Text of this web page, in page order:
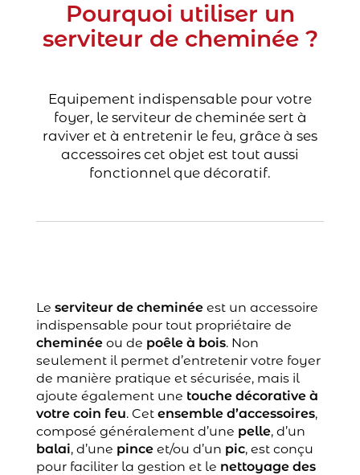
Pourquoi utiliser un
serviteur de cheminée ?
Equipement indispensable pour votre
foyer, le serviteur de cheminée sert à
raviver et à entretenir le feu, grâce à ses
accessoires cet objet est tout aussi
fonctionnel que décoratif.
Le serviteur de cheminéeest un accessoire
indispensable pour tout propriétaire de
cheminéeou de poêle à bois. Non
seulement il permet d’entretenir votre foyer
de manière pratique et sécurisée, mais il
ajoute également une touche décorative à
votre coin feu. Cet ensemble d’accessoires,
composé généralement d’une pelle, d’un
balai, d’une pinceet/ou d’un pic, est conçu
pour faciliter la gestion et le nettoyage des